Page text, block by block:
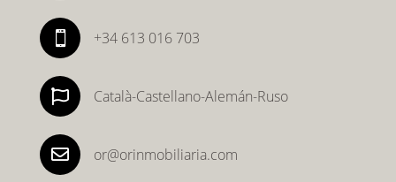
 +34 613 016 703
 Català-Castellano-Alemán-Ruso
 or@orinmobiliaria.com